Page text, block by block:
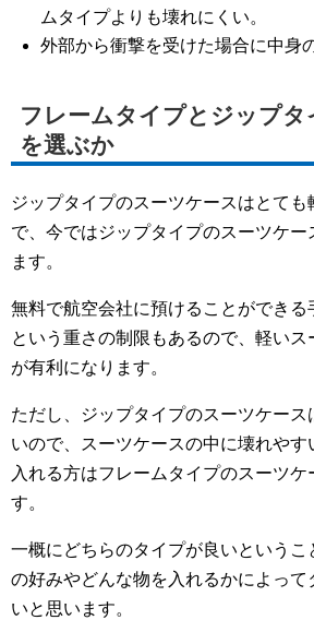
ムタイプよりも壊れにくい。
外部から衝撃を受けた場合に中身
フレームタイプとジップタ
を選ぶか
ジップタイプのスーツケースはとて
で、今ではジップタイプのスーツケー
ます。
無料で航空会社に預けることができ
という重さの制限もあるので、軽い
が有利になります。
ただし、ジップタイプのスーツケー
いので、スーツケースの中に壊れやす
入れる方はフレームタイプのスーツ
す。
一概にどちらのタイプが良いというこ
の好みやどんな物を入れるかによって
いと思います。